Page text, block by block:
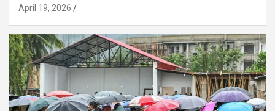
April 19, 2026